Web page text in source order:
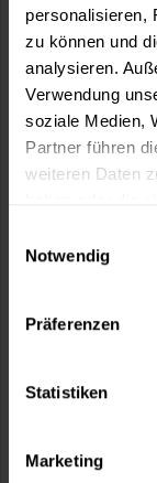
personalisieren,
zu können und
analysieren.
Verwendung
soziale Medien,
Partner führen
weiteren Daten
Notwendig
Präferenzen
Statistiken
Marketing
Merken
Sie
Versand